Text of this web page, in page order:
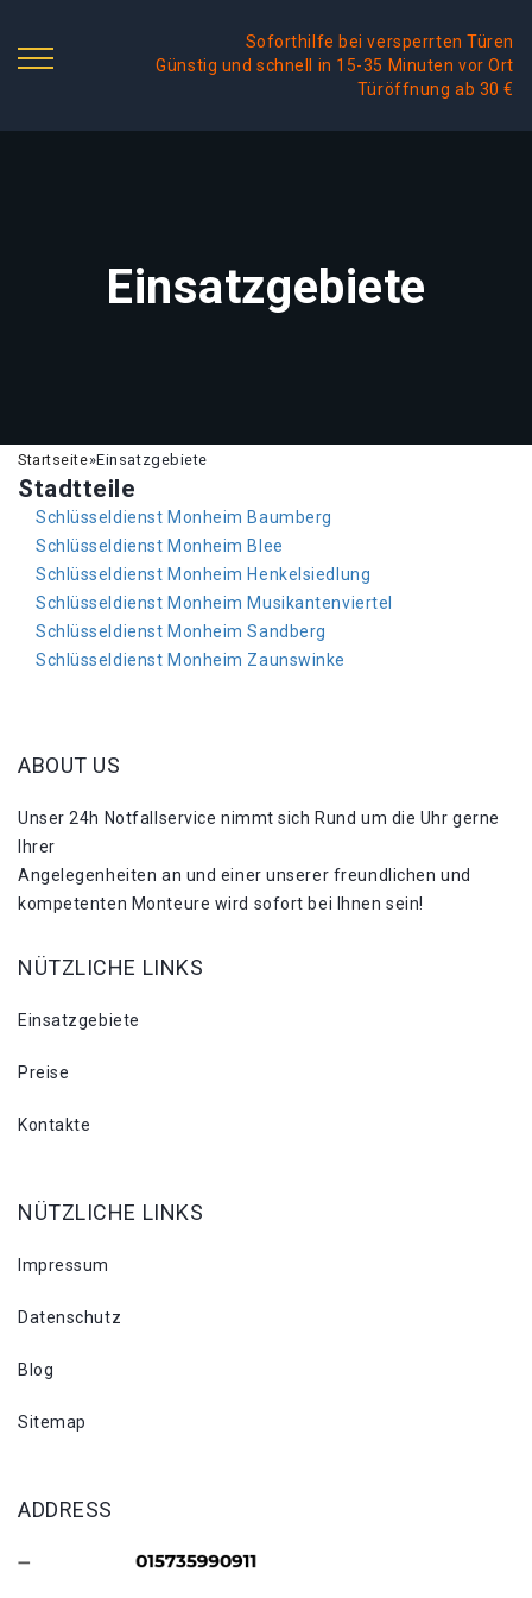
Soforthilfe bei versperrten Türen
Günstig und schnell in 15-35 Minuten vor Ort
Türöffnung ab 30 €
Einsatzgebiete
Startseite»Einsatzgebiete
Stadtteile
Schlüsseldienst Monheim Baumberg
Schlüsseldienst Monheim Blee
Schlüsseldienst Monheim Henkelsiedlung
Schlüsseldienst Monheim Musikantenviertel
Schlüsseldienst Monheim Sandberg
Schlüsseldienst Monheim Zaunswinke
ABOUT US
Unser 24h Notfallservice nimmt sich Rund um die Uhr gerne
Ihrer
Angelegenheiten an und einer unserer freundlichen und
kompetenten Monteure wird sofort bei Ihnen sein!
NÜTZLICHE LINKS
Einsatzgebiete
Preise
Kontakte
NÜTZLICHE LINKS
Impressum
Datenschutz
Blog
Sitemap
ADDRESS